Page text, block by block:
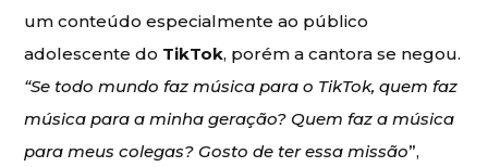
um conteúdo especialmente ao público
adolescente do TikTok, porém a cantora se negou.
“Se todo mundo faz música para o TikTok, quem faz
música para a minha geração? Quem faz a música
para meus colegas? Gosto de ter essa missão”,